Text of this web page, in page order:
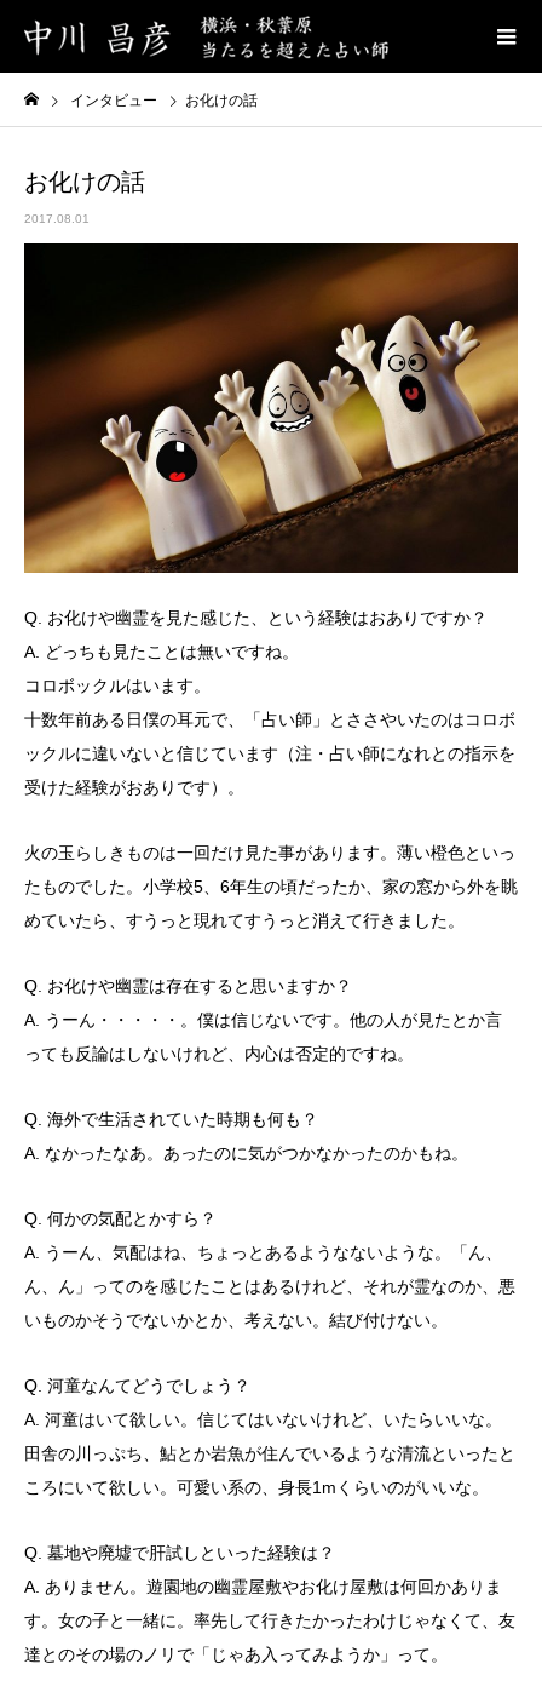
インタビュー お化けの話
お化けの話
2017.08.01
Q. お化けや幽霊を見た感じた、という経験はおありですか？
A. どっちも見たことは無いですね。
コロボックルはいます。
十数年前ある日僕の耳元で、「占い師」とささやいたのはコロボ
ックルに違いないと信じています（注・占い師になれとの指示を
受けた経験がおありです）。
火の玉らしきものは一回だけ見た事があります。薄い橙色といっ
たものでした。小学校5、6年生の頃だったか、家の窓から外を眺
めていたら、すうっと現れてすうっと消えて行きました。
Q. お化けや幽霊は存在すると思いますか？
A. うーん・・・・・。僕は信じないです。他の人が見たとか言
っても反論はしないけれど、内心は否定的ですね。
Q. 海外で生活されていた時期も何も？
A. なかったなあ。あったのに気がつかなかったのかもね。
Q. 何かの気配とかすら？
A. うーん、気配はね、ちょっとあるようなないような。「ん、
ん、ん」ってのを感じたことはあるけれど、それが霊なのか、悪
いものかそうでないかとか、考えない。結び付けない。
Q. 河童なんてどうでしょう？
A. 河童はいて欲しい。信じてはいないけれど、いたらいいな。
田舎の川っぷち、鮎とか岩魚が住んでいるような清流といったと
ころにいて欲しい。可愛い系の、身長1mくらいのがいいな。
Q. 墓地や廃墟で肝試しといった経験は？
A. ありません。遊園地の幽霊屋敷やお化け屋敷は何回かありま
す。女の子と一緒に。率先して行きたかったわけじゃなくて、友
達とのその場のノリで「じゃあ入ってみようか」って。